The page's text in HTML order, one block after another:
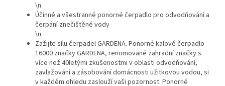
\n
Účinné a všestranné ponorné čerpadlo pro odvodňování a
čerpání znečištěné vody
\n
Zažijte sílu čerpadel GARDENA. Ponorné kalové čerpadlo
16000 značky GARDENA, renomované zahradní značky s
více než 40letými zkušenostmi v oblasti odvodňování,
zavlažování a zásobování domácnosti užitkovou vodou, si
v každém ohledu zaslouží vaši pozornost. Ponorné